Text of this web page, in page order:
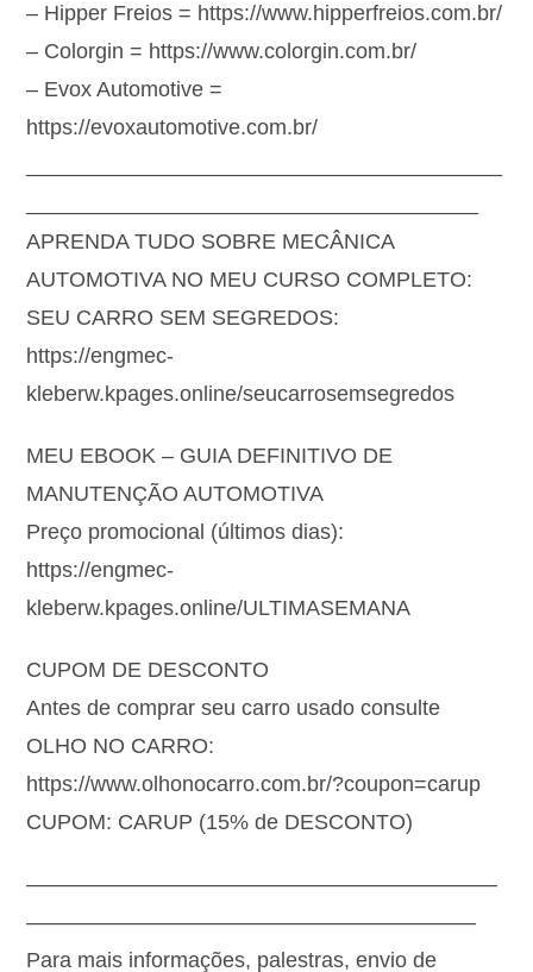
– Hipper Freios = https://www.hipperfreios.com.br/
– Colorgin = https://www.colorgin.com.br/
– Evox Automotive =
https://evoxautomotive.com.br/
APRENDA TUDO SOBRE MECÂNICA
AUTOMOTIVA NO MEU CURSO COMPLETO:
SEU CARRO SEM SEGREDOS:
https://engmec-
kleberw.kpages.online/seucarrosemsegredos
MEU EBOOK – GUIA DEFINITIVO DE
MANUTENÇÃO AUTOMOTIVA
Preço promocional (últimos dias):
https://engmec-
kleberw.kpages.online/ULTIMASEMANA
CUPOM DE DESCONTO
Antes de comprar seu carro usado consulte
OLHO NO CARRO:
https://www.olhonocarro.com.br/?coupon=carup
CUPOM: CARUP (15% de DESCONTO)
——————————————————————
—————————————————————
Para mais informações, palestras, envio de